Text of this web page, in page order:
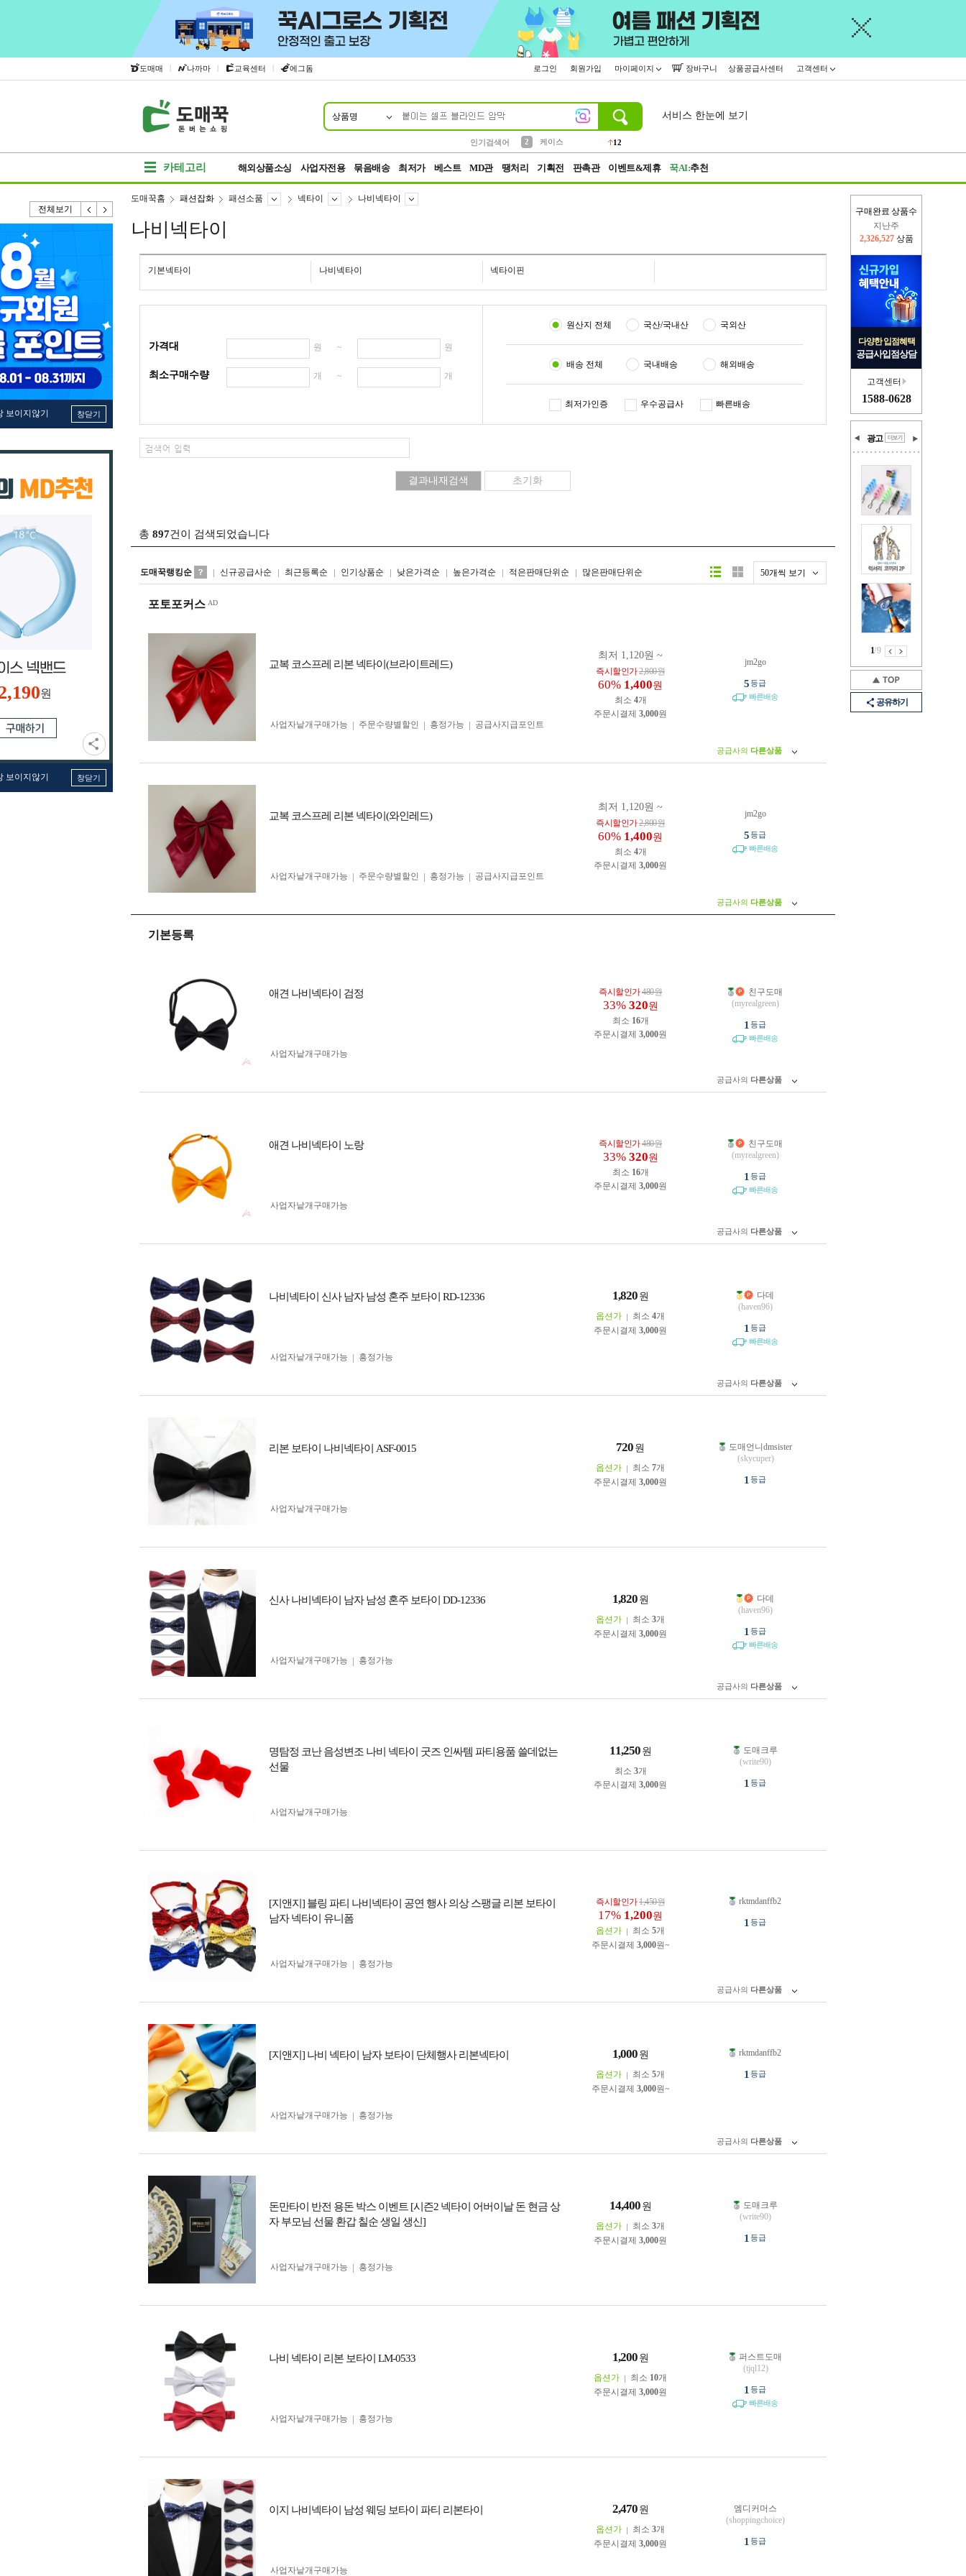
도매매 | 나까마 | 교육센터 | 에그돔 로그인 회원가입 마이페이지 장바구니 상품공급사센터 고객센터
상품명
인기검색어
2
케이스
12
서비스 한눈에 보기
카테고리 해외상품소싱 사업자전용 묶음배송 최저가 베스트 MD관 땡처리 기획전 판촉관 이벤트&제휴 꾹AI:추천
전체보기
보이지않기 창닫기
원
보이지않기 창닫기
구매완료 상품수
이번주
2,277,985 상품
다양한 입점혜택
공급사입점상담
고객센터
1588-0628
광고
1/9
공유하기
도매꾹홈 패션잡화 패션소품 넥타이 나비넥타이
나비넥타이
기본넥타이 나비넥타이 넥타이핀
가격대 원 ~ 원
최소구매수량 개 ~ 개
원산지 전체 국산/국내산 국외산
배송 전체 국내배송 해외배송
최저가인증 우수공급사 빠른배송
총 897건이 검색되었습니다
도매꾹랭킹순 신규공급사순 최근등록순 인기상품순 낮은가격순 높은가격순 적은판매단위순 많은판매단위순 50개씩 보기
리스트형갤러리형
포토포커스
교복 코스프레 리본 넥타이(브라이트레드)
최저 1,120원 ~
즉시할인가2,800원
60% 1,400원
최소 4개
주문시결제 3,000원
사업자 낱개구매가능
주문수량별할인 흥정가능 공급사지급포인트
jm2go
5등급
빠른배송
공급사의 다른상품
교복 코스프레 리본 넥타이(와인레드)
최저 1,120원 ~
즉시할인가2,800원
60% 1,400원
최소 4개
주문시결제 3,000원
사업자 낱개구매가능
주문수량별할인 흥정가능 공급사지급포인트
jm2go
5등급
빠른배송
공급사의 다른상품
기본등록
애견 나비넥타이 검정 즉시할인가480원
33% 320원
최소 16개
주문시결제 3,000원
사업자 낱개구매가능
친구도매
(myrealgreen)
1 등급
빠른배송
공급사의 다른상품
애견 나비넥타이 노랑 즉시할인가480원
33% 320원
최소 16개
주문시결제 3,000원
사업자 낱개구매가능
친구도매
(myrealgreen)
1 등급
빠른배송
공급사의 다른상품
나비넥타이 신사 남자 남성 혼주 보타이 RD-12336 1,820 원
옵션가 최소 4개
주문시결제 3,000원
사업자 낱개구매가능 흥정가능
다데
(haven96)
1 등급
빠른배송
공급사의 다른상품
리본 보타이 나비넥타이 ASF-0015 720 원
옵션가 최소 7개
주문시결제 3,000원
사업자 낱개구매가능
도매언니dmsister
(skycuper)
1 등급
신사 나비넥타이 남자 남성 혼주 보타이 DD-12336 1,820 원
옵션가 최소 3개
주문시결제 3,000원
사업자 낱개구매가능 흥정가능
다데
(haven96)
1 등급
빠른배송
공급사의 다른상품
명탐정 코난 음성변조 나비 넥타이 굿즈 인싸템 파티용품 쓸데없는
선물
11,250 원
최소 3개
주문시결제 3,000원
사업자 낱개구매가능
도매크루
(write90)
1 등급
[지앤지] 블링 파티 나비넥타이 공연 행사 의상 스팽글 리본 보타이
남자 넥타이 유니폼
즉시할인가1,450원
17% 1,200원
옵션가 최소 5개
주문시결제 3,000원~
사업자 낱개구매가능
흥정가능
rktmdanffb2
1 등급
공급사의 다른상품
[지앤지] 나비 넥타이 남자 보타이 단체행사 리본넥타이 1,000 원
옵션가 최소 5개
주문시결제 3,000원~
사업자 낱개구매가능 흥정가능
rktmdanffb2
1 등급
공급사의 다른상품
돈만타이 반전 용돈 박스 이벤트 [시즌2 넥타이 어버이날 돈 현금 상
자 부모님 선물 환갑 칠순 생일 생신]
14,400 원
옵션가 최소 3개
주문시결제 3,000원
사업자 낱개구매가능 흥정가능
도매크루
(write90)
1 등급
나비 넥타이 리본 보타이 LM-0533 1,200 원
옵션가 최소 10개
주문시결제 3,000원
사업자 낱개구매가능 흥정가능
퍼스트도매
(tjql12)
1 등급
빠른배송
이지 나비넥타이 남성 웨딩 보타이 파티 리본타이 2,470 원
옵션가 최소 3개
주문시결제 3,000원
사업자 낱개구매가능
엠디커머스
(shoppingchoice)
1 등급